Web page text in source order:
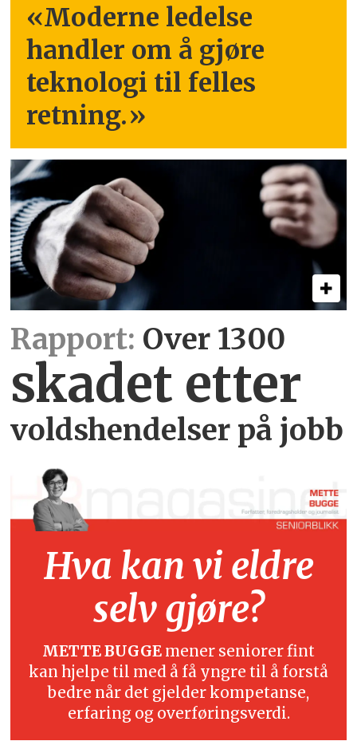
«Moderne ledelse
handler om å gjøre
teknologi til felles
retning.»
Rapport: Over 1300
skadet etter
voldshendelser på jobb
Hva kan vi eldre
selv gjøre?
METTE BUGGE mener seniorer fint
kan hjelpe til med å få yngre til å forstå
bedre når det gjelder kompetanse,
erfaring og overføringsverdi.